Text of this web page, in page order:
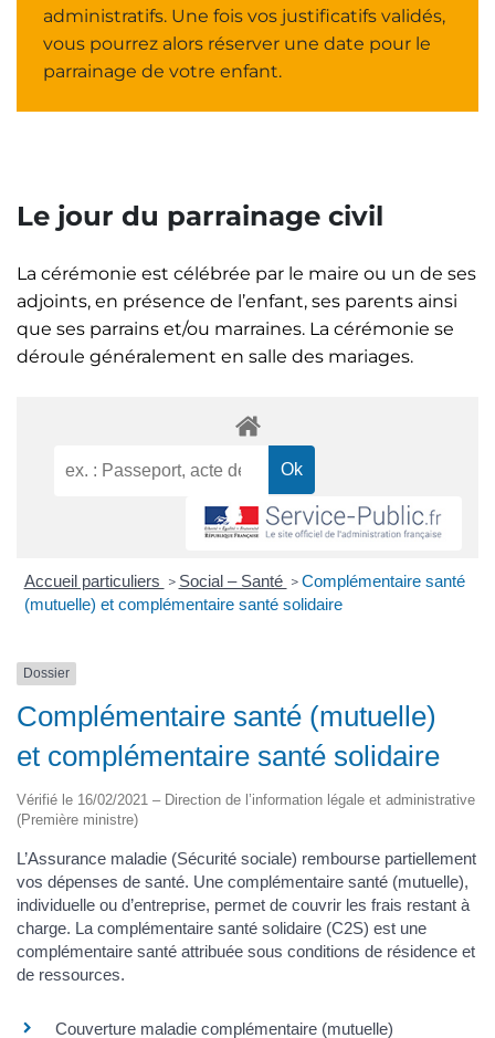
administratifs. Une fois vos justificatifs validés,
vous pourrez alors réserver une date pour le
parrainage de votre enfant.
Le jour du parrainage civil
La cérémonie est célébrée par le maire ou un de ses
adjoints, en présence de l’enfant, ses parents ainsi
que ses parrains et/ou marraines. La cérémonie se
déroule généralement en salle des mariages.
Accueil particuliers > Social – Santé > Complémentaire santé
(mutuelle) et complémentaire santé solidaire
Dossier
Complémentaire santé (mutuelle)
et complémentaire santé solidaire
Vérifié le 16/02/2021 – Direction de l’information légale et administrative
(Première ministre)
L’Assurance maladie (Sécurité sociale) rembourse partiellement
vos dépenses de santé. Une complémentaire santé (mutuelle),
individuelle ou d’entreprise, permet de couvrir les frais restant à
charge. La complémentaire santé solidaire (C2S) est une
complémentaire santé attribuée sous conditions de résidence et
de ressources.
Couverture maladie complémentaire (mutuelle)